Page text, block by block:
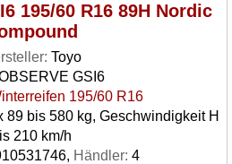
195/60 R16 89H Nordic
Toyo
GSI6
195/60 R16
89 bis 580 kg, Geschwindigkeit H
210 km/h
Händler: 4